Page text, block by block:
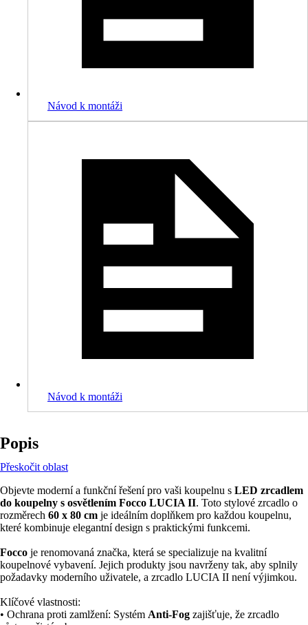
Návod k montáži
Návod k montáži
Popis
Přeskočit oblast
Objevte moderní a funkční řešení pro vaši koupelnu s LED zrcadlem
do koupelny s osvětlením Focco LUCIA II. Toto stylové zrcadlo o
rozměrech 60 x 80 cm je ideálním doplňkem pro každou koupelnu,
které kombinuje elegantní design s praktickými funkcemi.
Focco je renomovaná značka, která se specializuje na kvalitní
koupelnové vybavení. Jejich produkty jsou navrženy tak, aby splnily
požadavky moderního uživatele, a zrcadlo LUCIA II není výjimkou.
Klíčové vlastnosti:
• Ochrana proti zamlžení: Systém Anti-Fog zajišťuje, že zrcadlo